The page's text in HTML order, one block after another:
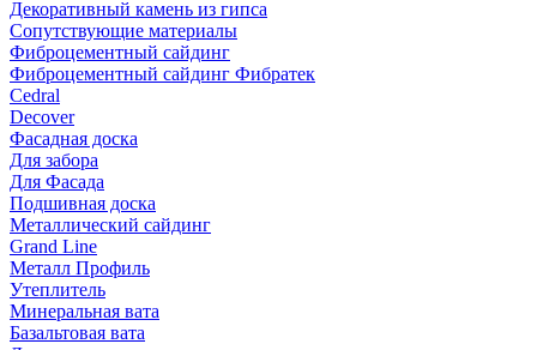
Декоративный камень из гипса
Сопутствующие материалы
Фиброцементный сайдинг
Фиброцементный сайдинг Фибратек
Cedral
Decover
Фасадная доска
Для забора
Для Фасада
Подшивная доска
Металлический сайдинг
Grand Line
Металл Профиль
Утеплитель
Минеральная вата
Базальтовая вата